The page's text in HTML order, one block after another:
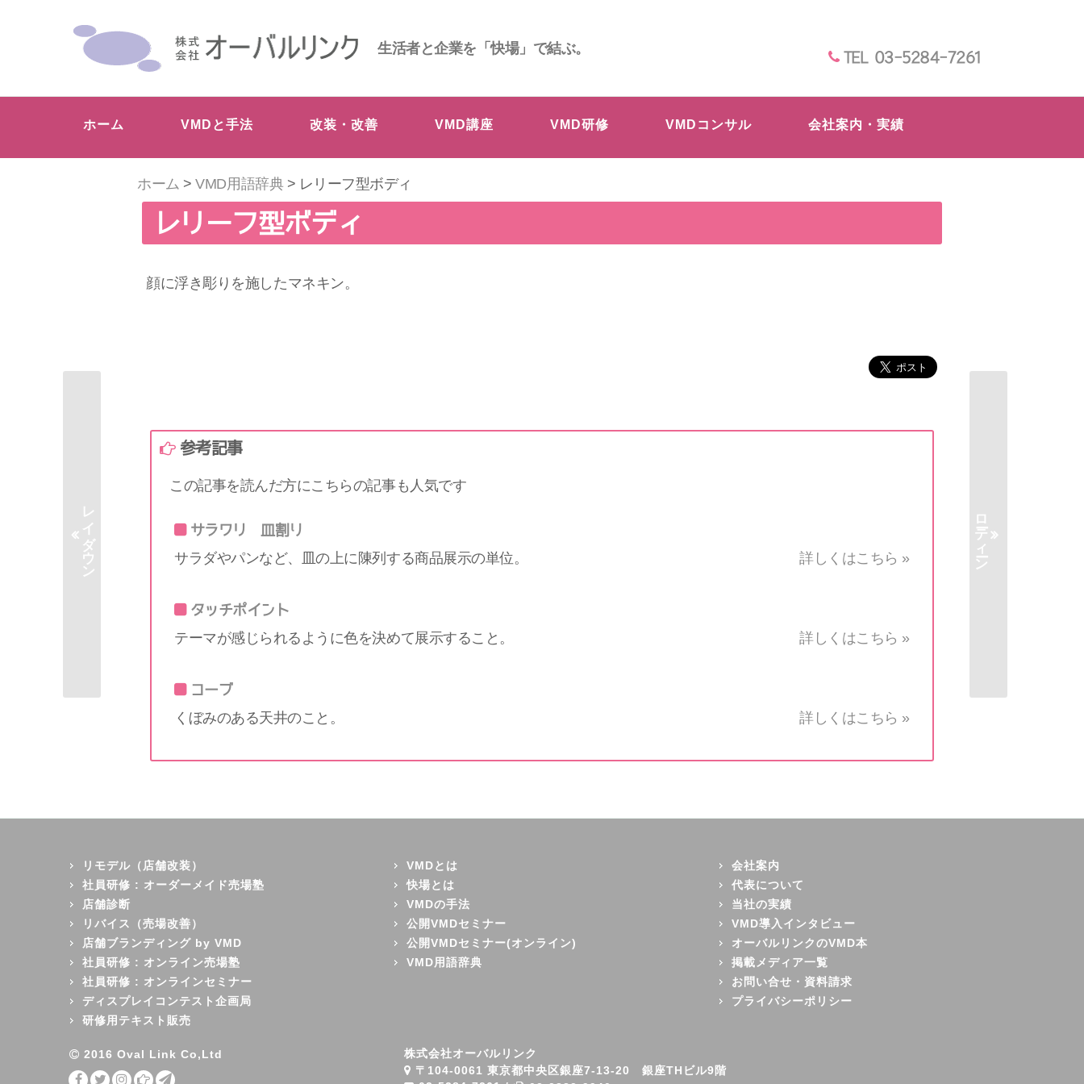
生活者と企業を「快場」で結ぶ。
TEL 03-5284-7261
ホーム VMDと手法 改装・改善 VMD講座 VMD研修 VMDコンサル 会社案内・実績
ホーム >VMD用語辞典 > レリーフ型ボディ
レイダウン
レリーフ型ボディ
顔に浮き彫りを施したマネキン。
参考記事
この記事を読んだ方にこちらの記事も人気です
サラワリ 皿割り
サラダやパンなど、皿の上に陳列する商品展示の単位。 詳しくはこちら »
タッチポイント
テーマが感じられるように色を決めて展示すること。 詳しくはこちら »
コーブ
くぼみのある天井のこと。 詳しくはこちら »
ローティーン
会社案内
代表について
当社の実績
VMD導入インタビュー
オーバルリンクのVMD本
掲載メディア一覧
お問い合せ・資料請求
プライバシーポリシー
VMDとは
快場とは
VMDの手法
公開VMDセミナー
公開VMDセミナー(オンライン)
VMD用語辞典
リモデル（店舗改装）
社員研修 : オーダーメイド売場塾
店舗診断
リバイス（売場改善）
店舗ブランディング by VMD
社員研修 : オンライン売場塾
社員研修 : オンラインセミナー
ディスプレイコンテスト企画局
研修用テキスト販売
株式会社オーバルリンク
〒104-0061 東京都中央区銀座7-13-20 銀座THビル9階
2016 Oval Link Co,Ltd